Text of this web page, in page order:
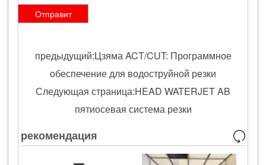
предыдущий:Цзяма ACT/CUT: Программное
обеспечение для водоструйной резки
Следующая страница:HEAD WATERJET AB
пятиосевая система резки
рекомендация